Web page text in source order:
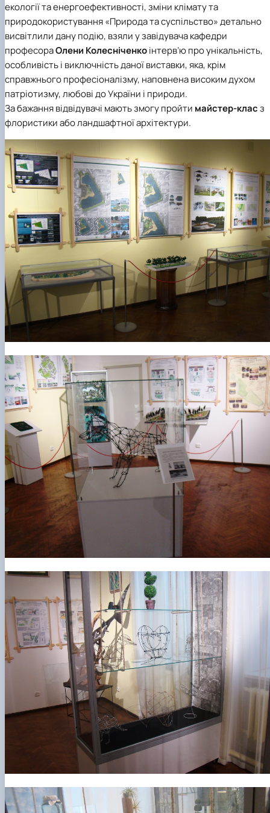
екології та енергоефективності, зміни клімату та
природокористування «Природа та суспільство» детально
висвітлили дану подію, взяли у завідувача кафедри
професораОлени Колесніченкоінтерв’ю про унікальність,
особливість і виключність даної виставки, яка, крім
справжнього професіоналізму, наповнена високим духом
патріотизму, любові до України і природи.
За бажання відвідувачі мають змогу пройти майстер-класз
флористики або ландшафтної архітектури.